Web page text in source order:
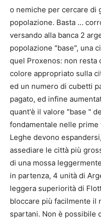
o nemiche per cercare di
popolazione. Basta …
versando alla banca 2
popolazione "base", una
quel Proxenos: non
colore appropriato sulla
ed un numero di cubetti
pagato, ed infine
quant'è il valore "base "
fondamentale nelle
Leghe devono
assediare le città più
di una mossa
in partenza, 4 unità di
leggera superiorità di
bloccare più facilmente il
spartani. Non è possibile